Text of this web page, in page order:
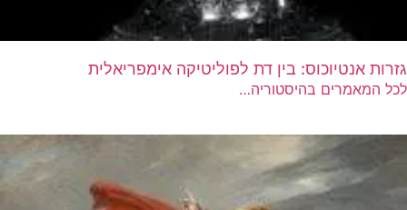
גזרות אנטיוכוס: בין דת לפוליטיקה אימפריאלית
לכל המאמרים בהיסטוריה…